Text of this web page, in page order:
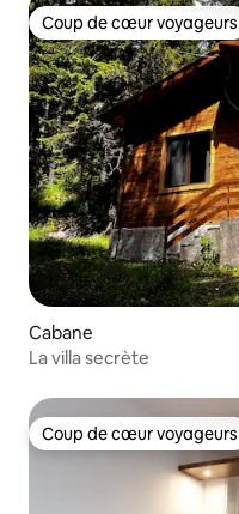
Coup de cœur voyageurs
Coup de cœur voyageurs
Cabane
La villa secrète
Coup de cœur voyageurs
Coup de cœur voyageurs